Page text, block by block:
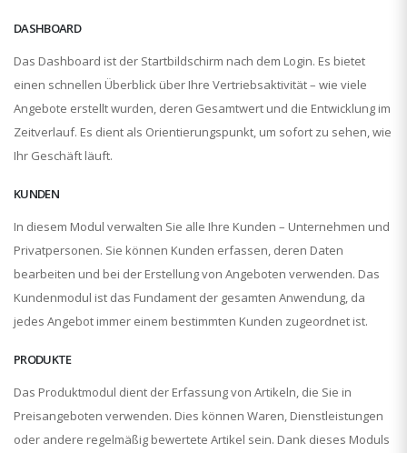
DASHBOARD
Das Dashboard ist der Startbildschirm nach dem Login. Es bietet
einen schnellen Überblick über Ihre Vertriebsaktivität – wie viele
Angebote erstellt wurden, deren Gesamtwert und die Entwicklung im
Zeitverlauf. Es dient als Orientierungspunkt, um sofort zu sehen, wie
Ihr Geschäft läuft.
KUNDEN
In diesem Modul verwalten Sie alle Ihre Kunden – Unternehmen und
Privatpersonen. Sie können Kunden erfassen, deren Daten
bearbeiten und bei der Erstellung von Angeboten verwenden. Das
Kundenmodul ist das Fundament der gesamten Anwendung, da
jedes Angebot immer einem bestimmten Kunden zugeordnet ist.
PRODUKTE
Das Produktmodul dient der Erfassung von Artikeln, die Sie in
Preisangeboten verwenden. Dies können Waren, Dienstleistungen
oder andere regelmäßig bewertete Artikel sein. Dank dieses Moduls